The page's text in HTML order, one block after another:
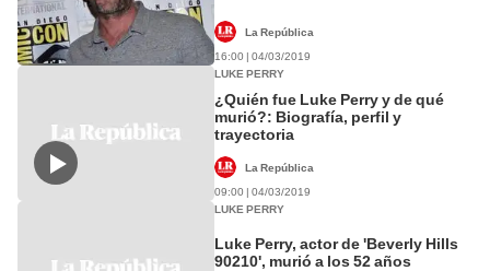
La República
16:00 | 04/03/2019
LUKE PERRY
¿Quién fue Luke Perry y de qué
murió?: Biografía, perfil y
trayectoria
La República
09:00 | 04/03/2019
LUKE PERRY
Luke Perry, actor de 'Beverly Hills
90210', murió a los 52 años